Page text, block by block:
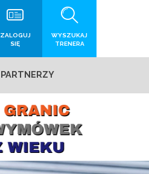
WYSZUKAJ
TRENERA
ZALOGUJ
SIĘ
PARTNERZY